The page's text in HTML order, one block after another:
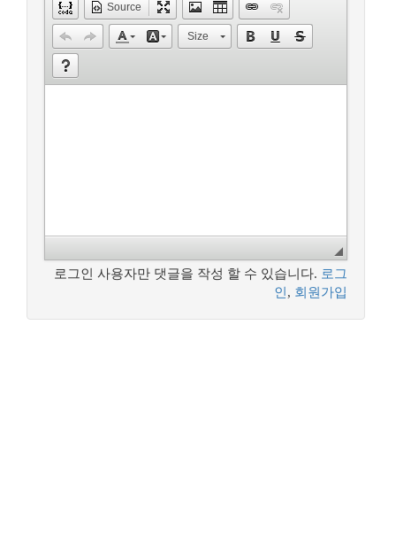
Source
Size
로그인 사용자만 댓글을 작성 할 수 있습니다. 로그
인 , 회원가입